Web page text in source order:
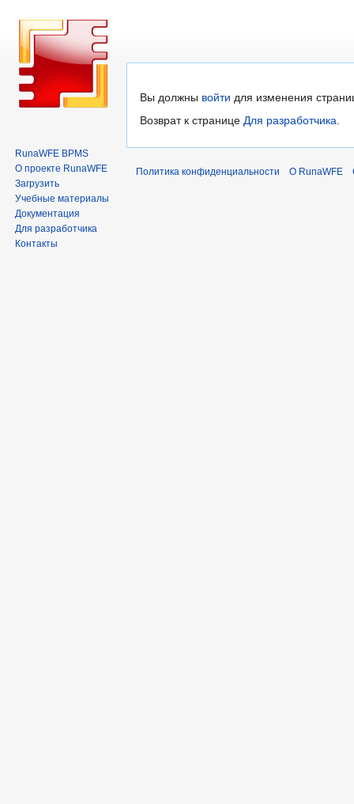
Перейти
к
Перейти
к
Вы должны войти для изменения
Возврат к странице Для разработчика.
RunaWFE BPMS
О проекте RunaWFE
Загрузить
Учебные материалы
Документация
Для разработчика
Контакты
Политика конфиденциальности О RunaWFE